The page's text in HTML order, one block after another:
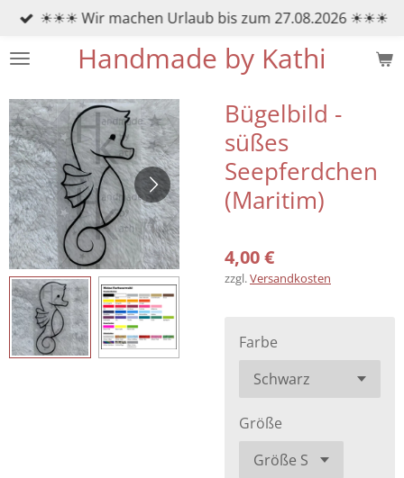
Zum
springen
Handmade by Kathi
☀☀☀ Wir machen Urlaub bis zum 27.08.2026 ☀☀☀
Bügelbild -
süßes
Seepferdchen
(Maritim)
4,00 €
zzgl.Versandkosten
Farbe
Größe